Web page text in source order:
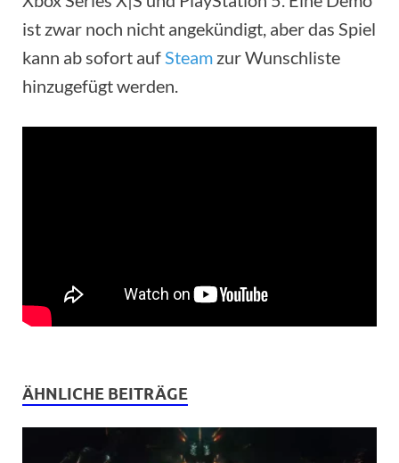
ist zwar noch nicht angekündigt, aber das Spiel
kann ab sofort aufSteam zur Wunschliste
hinzugefügt werden.
ÄHNLICHE BEITRÄGE